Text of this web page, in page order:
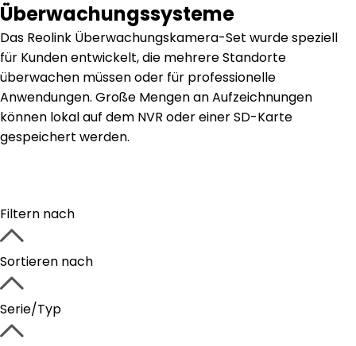
Überwachungssysteme
Das Reolink Überwachungskamera-Set wurde speziell
für Kunden entwickelt, die mehrere Standorte
überwachen müssen oder für professionelle
Anwendungen. Große Mengen an Aufzeichnungen
können lokal auf dem NVR oder einer SD-Karte
gespeichert werden.
Filtern nach
Sortieren nach
Serie/Typ